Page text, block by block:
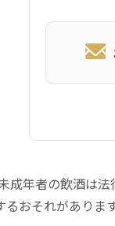
年者の飲酒は
おそれがありま